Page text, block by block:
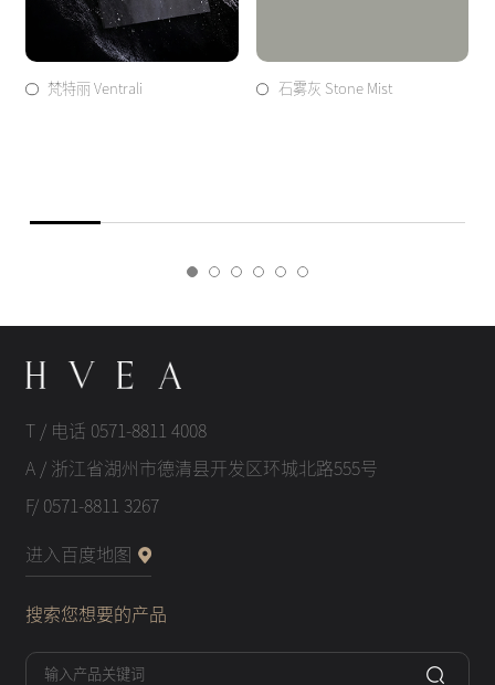
梵特丽 Ventrali 石雾灰 Stone Mist
T / 电话 0571-8811 4008
A / 浙江省湖州市德清县开发区环城北路555号
F/ 0571-8811 3267
进入百度地图
搜索您想要的产品